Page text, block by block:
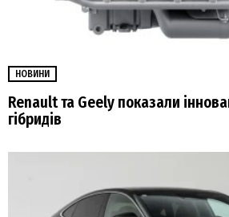
НОВИНИ
Renault та Geely показали
гібридів